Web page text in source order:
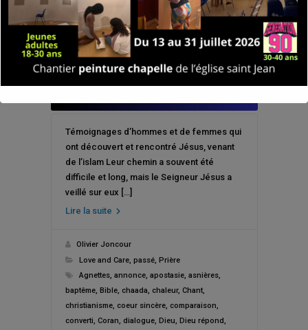
Témoignages d’hommes et de femmes qui
ont découvert et rencontré Jésus, venant
de l’islam Leur chemin a souvent été
difficile et long, mais le Seigneur Jésus a
veillé sur eux […]
Lire la suite
Olivier Joncour
Love and Care, passé, Prière
Agnettes, annonce, apostasie, asnières,
baptême, Bible, chaada chaleur, Chant,
christianisme, coeur sincère, comparaison
converti Coran dialogue, Dieu Dieu répond